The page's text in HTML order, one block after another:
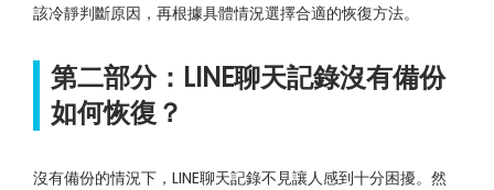
該冷靜判斷原因，再根據具體情況選擇合適的恢復方法。
第二部分：LINE聊天記錄沒有備份
如何恢復？
沒有備份的情況下，LINE聊天記錄不見讓人感到十分困擾。然